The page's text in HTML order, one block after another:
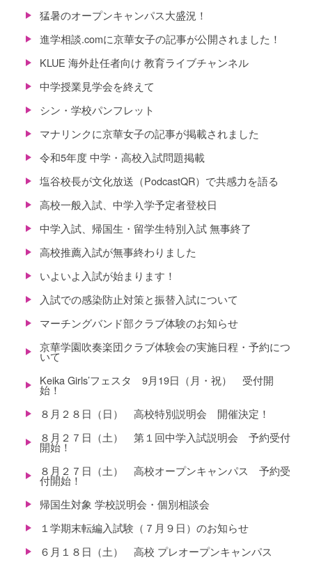
猛暑のオープンキャンパス大盛況！
進学相談.comに京華女子の記事が公開されました！
KLUE 海外赴任者向け 教育ライブチャンネル
中学授業見学会を終えて
シン・学校パンフレット
マナリンクに京華女子の記事が掲載されました
令和5年度 中学・高校入試問題掲載
塩谷校長が文化放送（PodcastQR）で共感力を語る
高校一般入試、中学入学予定者登校日
中学入試、帰国生・留学生特別入試 無事終了
高校推薦入試が無事終わりました
いよいよ入試が始まります！
入試での感染防止対策と振替入試について
マーチングバンド部クラブ体験のお知らせ
京華学園吹奏楽団クラブ体験会の実施日程・予約につ
いて
Keika Girls’フェスタ 9月19日（月・祝） 受付開
始！
８月２８日（日） 高校特別説明会 開催決定！
８月２７日（土） 第１回中学入試説明会 予約受付
開始！
８月２７日（土） 高校オープンキャンパス 予約受
付開始！
帰国生対象 学校説明会・個別相談会
１学期末転編入試験（７月９日）のお知らせ
６月１８日（土） 高校 プレオープンキャンパス